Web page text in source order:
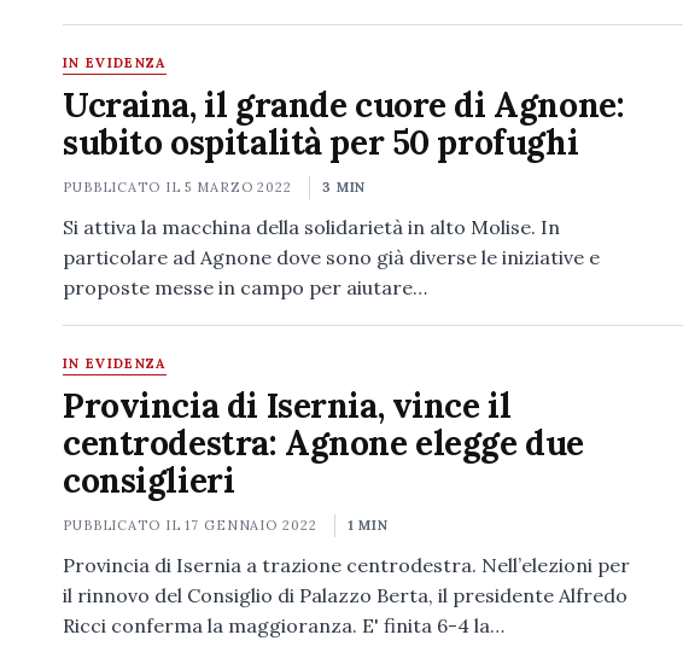
IN EVIDENZA
Ucraina, il grande cuore di Agnone:
subito ospitalità per 50 profughi
PUBBLICATO IL5 MARZO 2022 3 MIN
Si attiva la macchina della solidarietà in alto Molise. In
particolare ad Agnone dove sono già diverse le iniziative e
proposte messe in campo per aiutare…
IN EVIDENZA
Provincia di Isernia, vince il
centrodestra: Agnone elegge due
consiglieri
PUBBLICATO IL17 GENNAIO 2022 1 MIN
Provincia di Isernia a trazione centrodestra. Nell’elezioni per
il rinnovo del Consiglio di Palazzo Berta, il presidente Alfredo
Ricci conferma la maggioranza. E' finita 6-4 la…